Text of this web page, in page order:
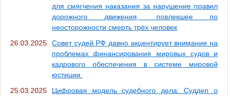
для смягчения наказания за нарушение правил
дорожного движения, повлекшее по
неосторожности смерть трёх человек
26.03.2025
Совет судей РФ давно акцентирует внимание на
проблемах финансирования мировых судов и
кадрового обеспечения в системе мировой
юстиции.
25.03.2025
Цифровая модель судебного дела: Суддеп о